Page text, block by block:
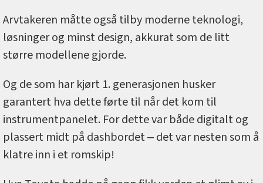
Arvtakeren måtte også tilby moderne teknologi,
løsninger og minst design, akkurat som de litt
større modellene gjorde.
Og de som har kjørt 1. generasjonen husker
garantert hva dette førte til når det kom til
instrumentpanelet. For dette var både digitalt og
plassert midt på dashbordet ‒ det var nesten som å
klatre inn i et romskip!